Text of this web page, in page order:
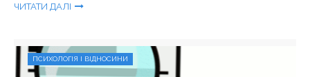
ЧИТАТИ ДАЛІ
ПСИХОЛОГІЯ І ВІДНОСИНИ